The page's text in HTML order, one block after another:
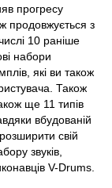
прогресу
продовжується з
10 раніше
набори
які ви також
Також
ще 11 типів
вбудованій
свій
звуків,
V-Drums.